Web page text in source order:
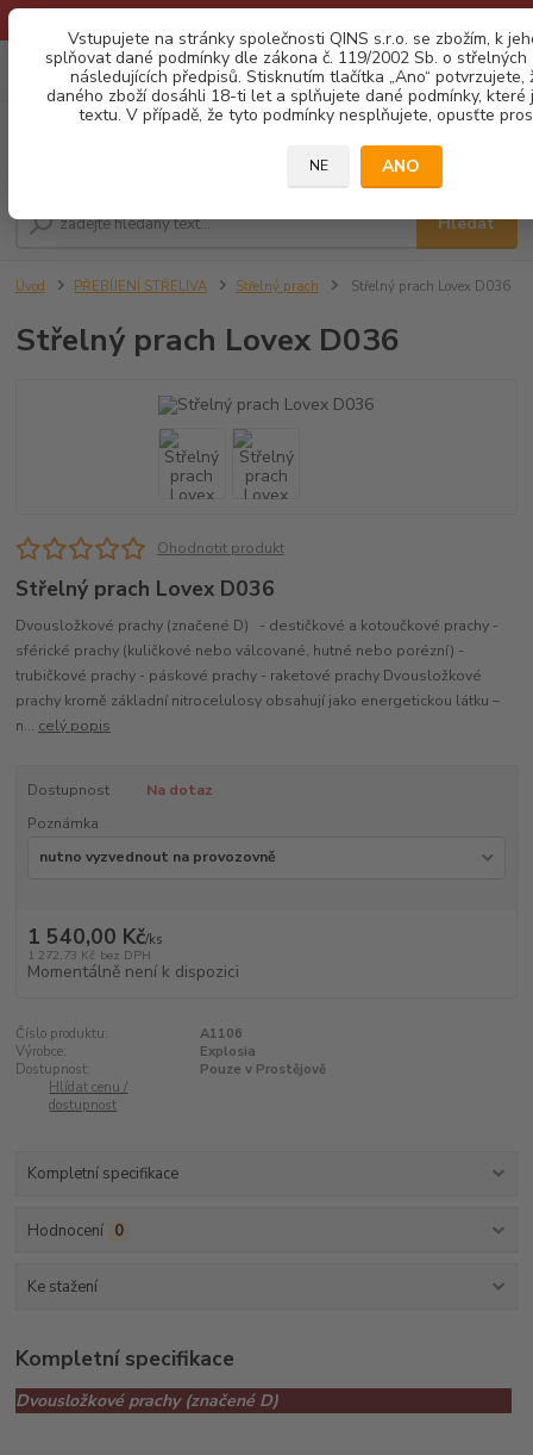
Vstupujete na stránky společnosti QINS s.r.o. se zbožím, k
splňovat dané podmínky dle zákona č. 119/2002 Sb. o
následujících předpisů. Stisknutím tlačítka „Ano“ potvrzujete,
daného zboží dosáhli 18-ti let a splňujete dané podmínky, které
textu. V případě, že tyto podmínky nesplňujete, opusťte
NE ANO
CZK
Hledat
0ks
za0,00 Kč
Úvod PŘEBÍJENÍ STŘELIVA Střelný prach Střelný prach Lovex D036
Střelný prach Lovex D036
Ohodnotit produkt
Střelný prach Lovex D036
Dvousložkové prachy (značené D) - destičkové a kotoučkové prachy -
sférické prachy (kuličkové nebo válcované, hutné nebo porézní) -
trubičkové prachy - páskové prachy - raketové prachy Dvousložkové
prachy kromě základní nitrocelulosy obsahují jako energetickou látku –
n... celý popis
Dostupnost
Na dotaz
Poznámka
1 540,00 Kč/ks
1 272,73 Kč bez DPH
Momentálně není k dispozici
Číslo produktu:
A1106
Výrobce:
Explosia
Dostupnost:
Pouze v Prostějově
Hlídat cenu /
dostupnost
Kompletní specifikace
Hodnocení 0
Ke stažení
Kompletní specifikace
Dvousložkové prachy (značené D)